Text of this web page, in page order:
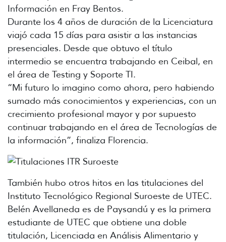
Información en Fray Bentos.
Durante los 4 años de duración de la Licenciatura
viajó cada 15 días para asistir a las instancias
presenciales. Desde que obtuvo el título
intermedio se encuentra trabajando en Ceibal, en
el área de Testing y Soporte TI.
“Mi futuro lo imagino como ahora, pero habiendo
sumado más conocimientos y experiencias, con un
crecimiento profesional mayor y por supuesto
continuar trabajando en el área de Tecnologías de
la información”, finaliza Florencia.
También hubo otros hitos en las titulaciones del
Instituto Tecnológico Regional Suroeste de UTEC.
Belén Avellaneda es de Paysandú y es la primera
estudiante de UTEC que obtiene una doble
titulación, Licenciada en Análisis Alimentario y